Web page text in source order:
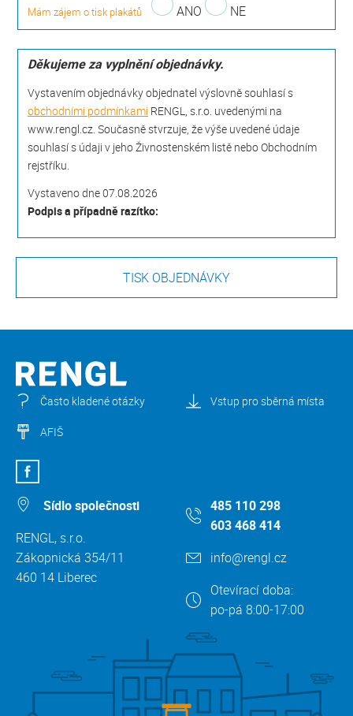
Mám zájem o tisk plakátů ANO NE
Děkujeme za vyplnění objednávky.
Vystavením objednávky objednatel výslovně souhlasí s
obchodními podmínkami RENGL, s.r.o. uvedenými na
www.rengl.cz. Současně stvrzuje, že výše uvedené údaje
souhlasí s údaji v jeho Živnostenském listě nebo Obchodním
rejstříku.
Vystaveno dne 07.08.2026
Podpis a případně razítko:
Často kladené otázky Vstup pro sběrná místa
AFIŠ
Sídlo společnosti
RENGL, s.r.o.
Zákopnická 354/11
460 14 Liberec
485 110 298
603 468 414
info@rengl.cz
Otevírací doba:
po-pá 8:00-17:00